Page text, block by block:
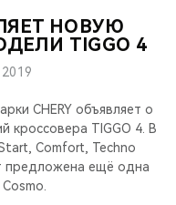
НОВУЮ
TIGGO 4
CHERY объявляет о
кроссовера TIGGO 4. В
Comfort, Techno
предложена ещё одна